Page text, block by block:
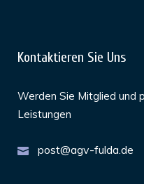
Kontaktieren Sie Uns
Werden Sie Mitglied und
Leistungen
post@agv-fulda.de